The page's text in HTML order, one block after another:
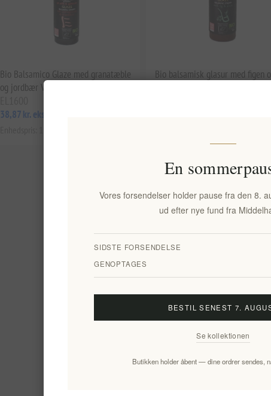
Bio Balsamico Glaze med granatæble
og jordbær V4Vita 200ml
38,87 kr. eks. moms
Bio balsamisk glasur med figen
En
Vores forsendelser holder pause fra den 8.
ud efter nye fund fra
SIDSTE FORSENDELSE
GENOPTAGES
BESTIL SENEST 7.
Se kollektionen
Butikken holder åbent — dine ordrer sendes,